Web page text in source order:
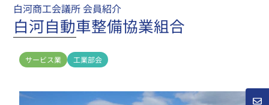
白河商工会議所 会員紹介
白河自動車整備協業組合
サービス業 工業部会